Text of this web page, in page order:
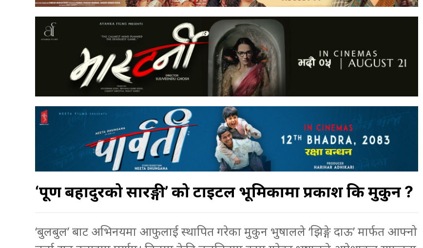
‘पूर्ण बहादुरको सारङ्गी’ को टाइटल भूमिकामा प्रकाश कि मुकुन ?
‘बुलबुल’ बाट अभिनयमा आफुलाई स्थापित गरेका मुकुन भुषालले ‘झिङ्गे दाऊ’ मार्फत आफ्नो